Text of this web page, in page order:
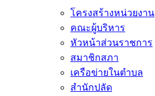
โครงสร้างหน่วยงาน
คณะผู้บริหาร
หัวหน้าส่วนราชการ
สมาชิกสภา
เครือข่ายในตำบล
สำนักปลัด